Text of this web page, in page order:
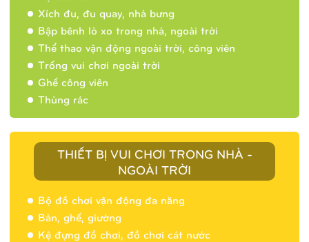
Xích đu, đu quay, nhà bưng
Bập bênh lò xo trong nhà, ngoài trời
Thể thao vận động ngoài trời, công viên
Trống vui chơi ngoài trời
Ghế công viên
Thùng rác
THIẾT BỊ VUI CHƠI TRONG NHÀ -
NGOÀI TRỜI
Bộ đồ chơi vận động đa năng
Bàn, ghế, giường
Kệ đựng đồ chơi, đồ chơi cát nước
Nhà banh 9H5404